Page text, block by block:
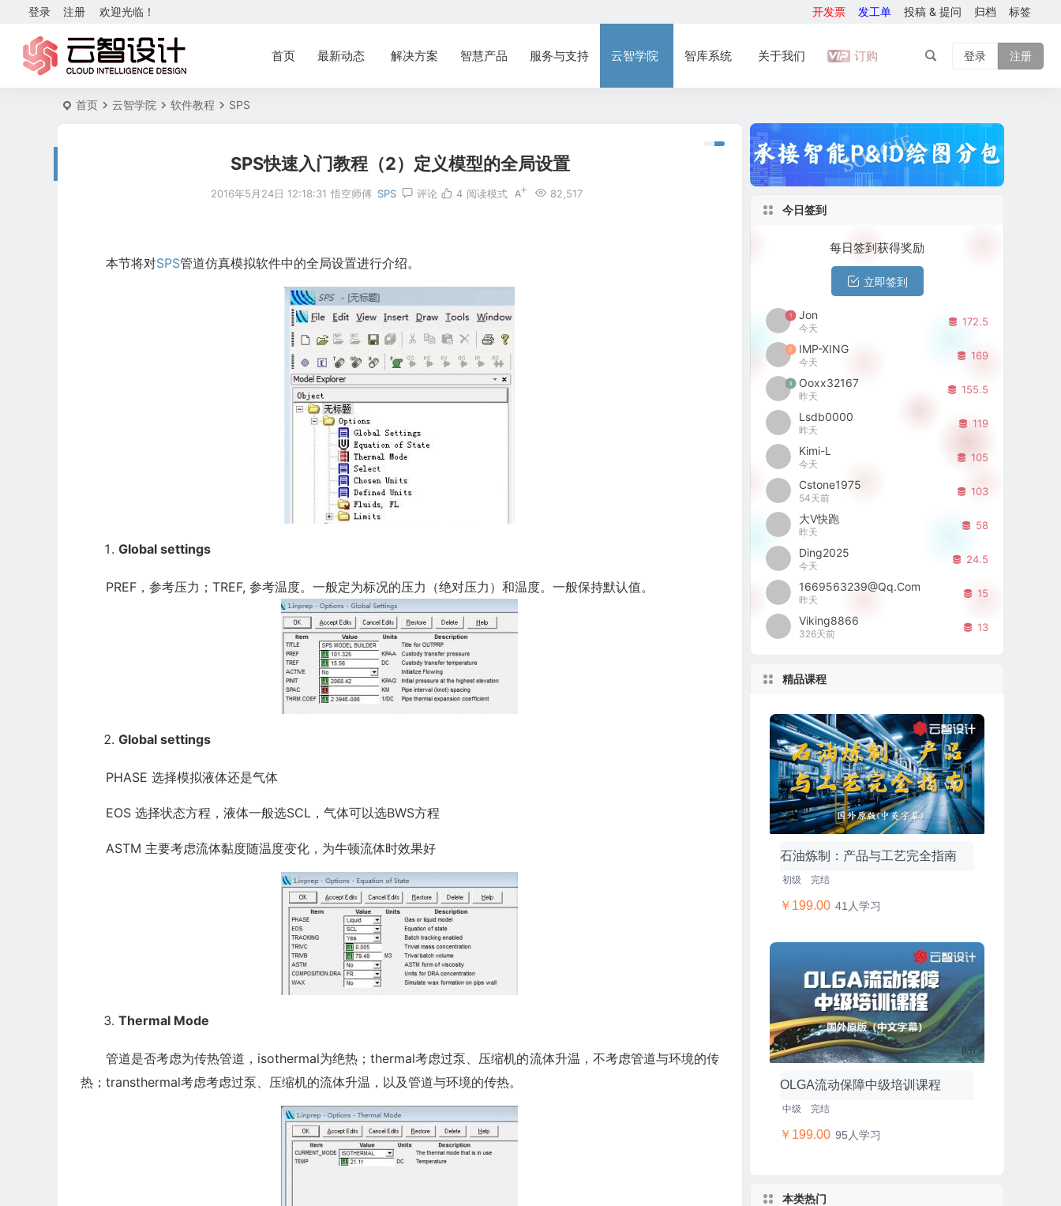
欢迎光临！
登录 注册 开发票 发工单 投稿 & 提问 归档 标签
首页 最新动态 解决方案 智慧产品 服务与支持 云智学院 智库系统 关于我们 订购 登录 注册
首页 云智学院 软件教程 SPS
SPS快速入门教程（2）定义模型的全局设置
2016年5月24日 12:18:31 悟空师傅 SPS 评论 82,517
4 阅读模式
本节将对SPS管道仿真模拟软件中的全局设置进行介绍。
Global settings
PREF，参考压力；TREF, 参考温度。一般定为标况的压力（绝对压力）和温度。一般保持默认值。
Global settings
PHASE 选择模拟液体还是气体
EOS 选择状态方程，液体一般选SCL，气体可以选BWS方程
ASTM 主要考虑流体黏度随温度变化，为牛顿流体时效果好
Thermal Mode
管道是否考虑为传热管道，isothermal为绝热；thermal考虑过泵、压缩机的流体升温，不考虑管道与环境的传
热；transthermal考虑考虑过泵、压缩机的流体升温，以及管道与环境的传热。
今日签到
每日签到获得奖励
立即签到
1 Jon
今天
172.5
2 IMP-XING
今天
169
3 Ooxx32167
昨天
155.5
Lsdb0000
昨天
119
Kimi-L
今天
105
Cstone1975
54天前
103
大V快跑
昨天
58
Ding2025
今天
24.5
1669563239@qq.com
昨天
15
Viking8866
326天前
13
精品课程
204节
石油炼制：产品与工艺完全指南
初级 完结
￥199.00 41人学习
8节
OLGA流动保障中级培训课程
中级 完结
￥199.00 95人学习
本类热门